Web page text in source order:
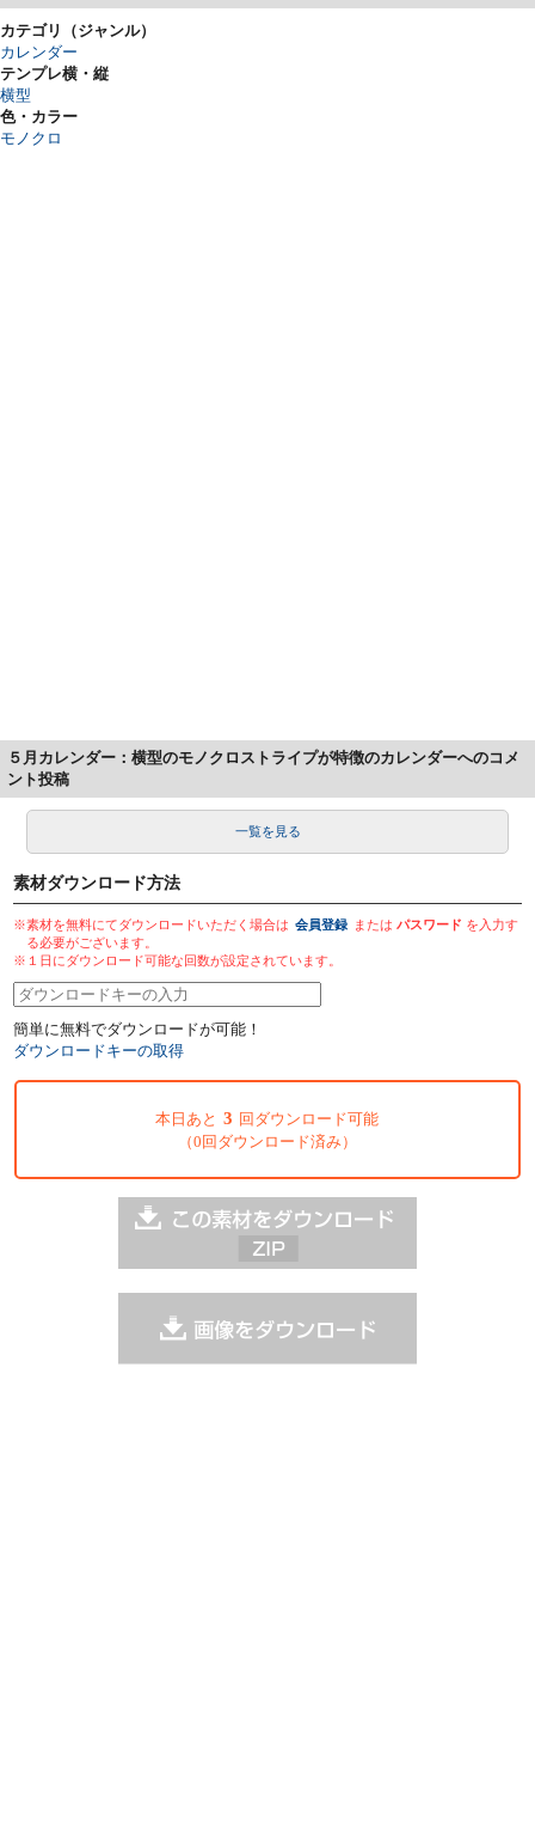
カテゴリ（ジャンル）
カレンダー
テンプレ横・縦
横型
色・カラー
モノクロ
５月カレンダー：横型のモノクロストライプが特徴のカレンダーへのコメ
ント投稿
一覧を見る
素材ダウンロード方法
※素材を無料にてダウンロードいただく場合は 会員登録 またはパスワード を入力す
る必要がございます。
※１日にダウンロード可能な回数が設定されています。
簡単に無料でダウンロードが可能！
ダウンロードキーの取得
本日あと 3 回ダウンロード可能
（0回ダウンロード済み）